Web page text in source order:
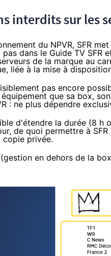
interdits sur les
du NPVR, SFR
dans le Guide TV SFR
de la marque au
liée à la mise à
pas encore
que sa box,
: ne plus dépendre
d'étendre la durée (8 h
de quoi permettre à SFR
privée.
en dehors de la